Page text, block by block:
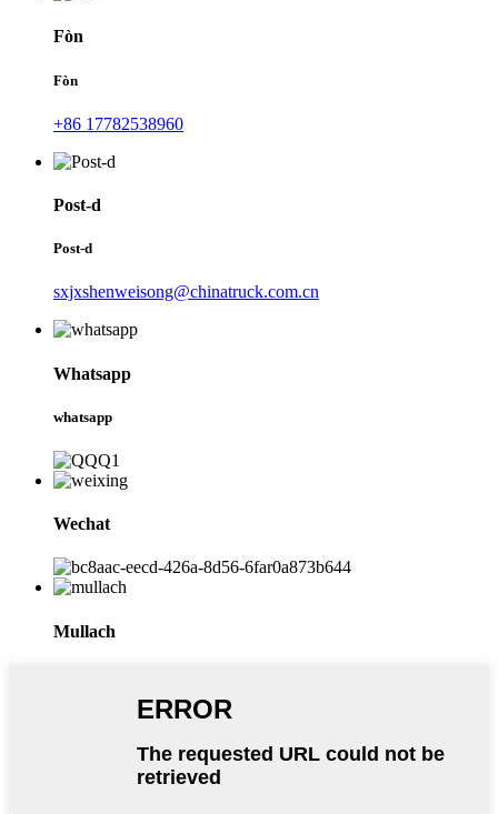
Fòn
Fòn
+86 17782538960
Post-d
Post-d
sxjxshenweisong@chinatruck.com.cn
Whatsapp
whatsapp
Wechat
Mullach